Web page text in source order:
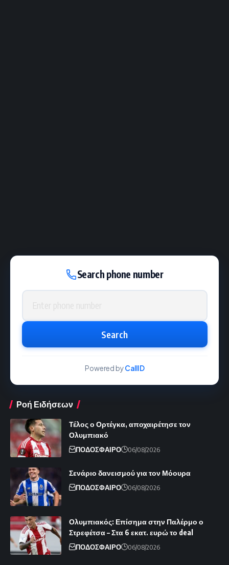
Search phone number
Phone number
Search
Powered byCallID
Ροή Ειδήσεων
Τέλος ο Ορτέγκα, αποχαιρέτησε τον
Ολυμπιακό
ΠΟΔΟΣΦΑΙΡΟ 06/08/2026
Σενάριο δανεισμού για τον Μόουρα
ΠΟΔΟΣΦΑΙΡΟ 06/08/2026
Ολυμπιακός: Επίσημα στην Παλέρμο ο
Στρεφέτσα – Στα 6 εκατ. ευρώ το deal
ΠΟΔΟΣΦΑΙΡΟ 06/08/2026